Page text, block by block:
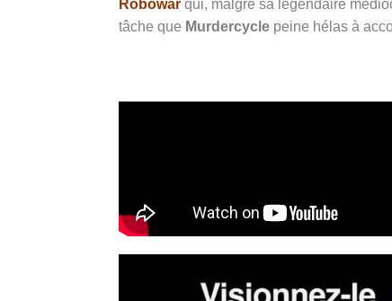
Robowar qui, malgré sa légendaire
tâche que Murdercycle peine hélas à